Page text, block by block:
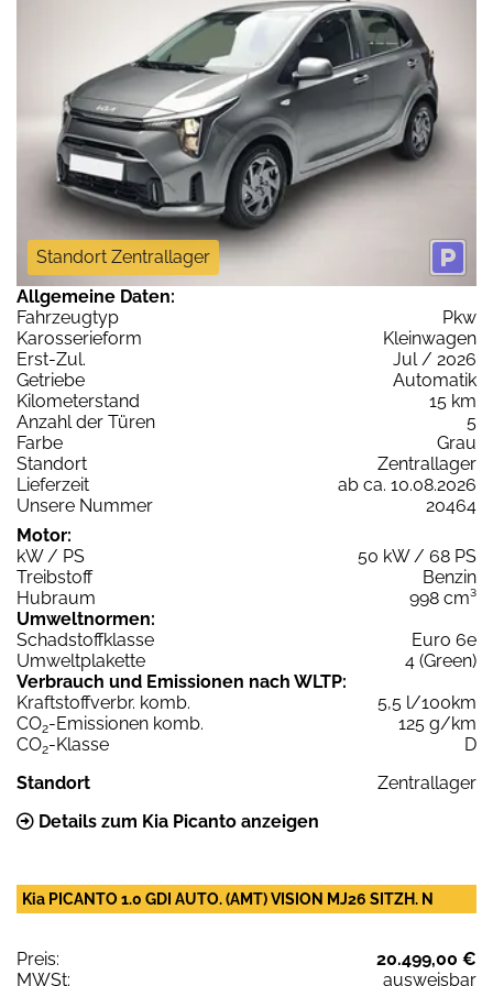
Standort Zentrallager
Allgemeine Daten:
Fahrzeugtyp
Pkw
Karosserieform
Kleinwagen
Erst-Zul.
Jul / 2026
Getriebe
Automatik
Kilometerstand
15 km
Anzahl der Türen
5
Farbe
Grau
Standort
Zentrallager
Lieferzeit
ab ca. 10.08.2026
Unsere Nummer
20464
Motor:
kW / PS
50 kW / 68 PS
Treibstoff
Benzin
Hubraum
998 cm³
Umweltnormen:
Schadstoffklasse
Euro 6e
Umweltplakette
4 (Green)
Verbrauch und Emissionen nach WLTP:
Kraftstoffverbr. komb.
5,5 l/100km
CO2-Emissionen komb.
125 g/km
CO2-Klasse
D
Standort
Zentrallager
Details zum Kia Picanto anzeigen
Kia PICANTO 1.0 GDI AUTO. (AMT) VISION MJ26 SITZH. N
Preis:
20.499,00 €
MWSt:
ausweisbar